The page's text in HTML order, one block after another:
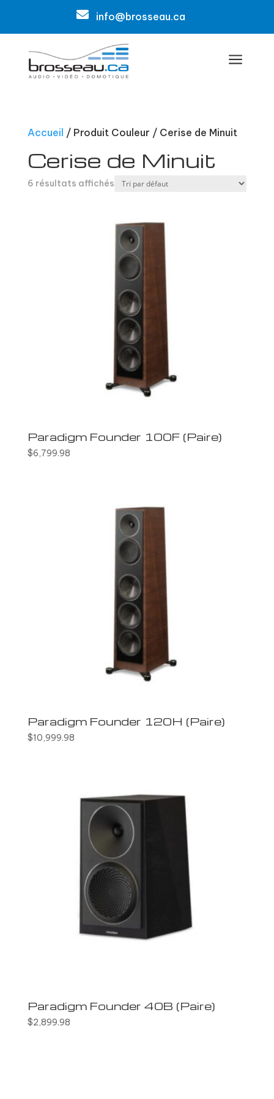
 info@brosseau.ca
a
Accueil / Produit Couleur / Cerise de Minuit
Cerise de Minuit
6 résultats affichés
Paradigm Founder 100F (Paire)
$6,799.98
Paradigm Founder 120H (Paire)
$10,999.98
Paradigm Founder 40B (Paire)
$2,899.98